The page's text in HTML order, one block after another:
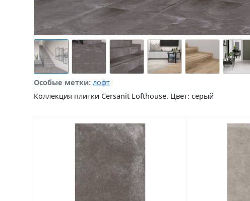
Особые метки: лофт
Коллекция плитки Cersanit Lofthouse. Цвет: серый